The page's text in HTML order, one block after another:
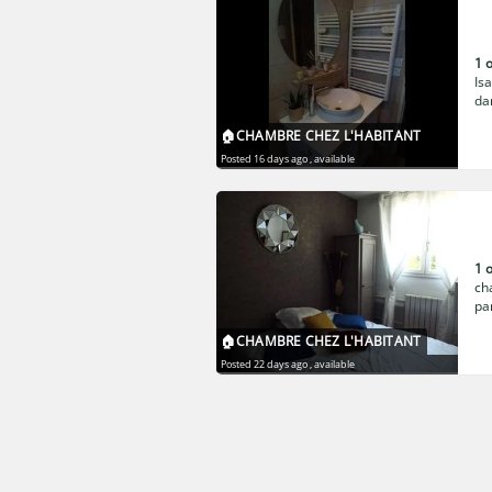
🏠CHAMBRE CHEZ L'HABITANT
Posted 16 days ago, available
1
🏠CHAMBRE CHEZ L'HABITANT
Posted 22 days ago, available
1